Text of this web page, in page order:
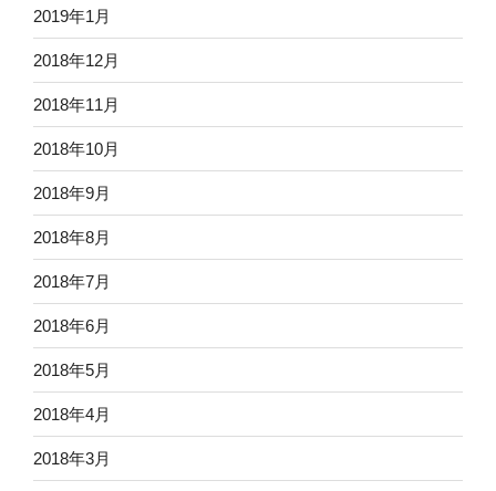
2019年1月
2018年12月
2018年11月
2018年10月
2018年9月
2018年8月
2018年7月
2018年6月
2018年5月
2018年4月
2018年3月